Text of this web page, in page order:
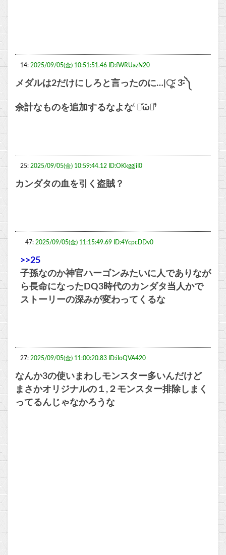
14: 2025/09/05(金) 10:51:51.46 ID:fWRUazN20
メダルは2だけにしろと言ったのに…|ू·᷄ 3·᷅༽
余計なものを追加するなよな⁽ ･᷄ὢ･᷅⁾
25: 2025/09/05(金) 10:59:44.12 ID:OKkggjiI0
カンダタの血を引く盗賊？
47: 2025/09/05(金) 11:15:49.69 ID:4YcpcDDv0
>>25
子孫なのか神官ハーゴンみたいに人でありなが
ら長命になったDQ3時代のカンダタ当人かで
ストーリーの深みが変わってくるな
27: 2025/09/05(金) 11:00:20.83 ID:iIoQVA420
なんか3の使いまわしモンスター多いんだけど
まさかオリジナルの１,２モンスター排除しまく
ってるんじゃなかろうな